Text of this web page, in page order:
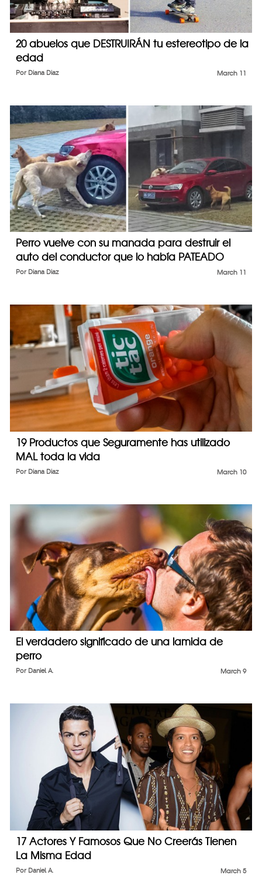
20 abuelos que DESTRUIRÁN tu estereotipo de la
edad
March 11
Por Diana Diaz
Perro vuelve con su manada para destruir el
auto del conductor que lo había PATEADO
March 11
Por Diana Diaz
19 Productos que Seguramente has utilizado
MAL toda la vida
March 10
Por Diana Diaz
El verdadero significado de una lamida de
perro
March 9
Por Daniel A.
17 Actores Y Famosos Que No Creerás Tienen
La Misma Edad
March 5
Por Daniel A.